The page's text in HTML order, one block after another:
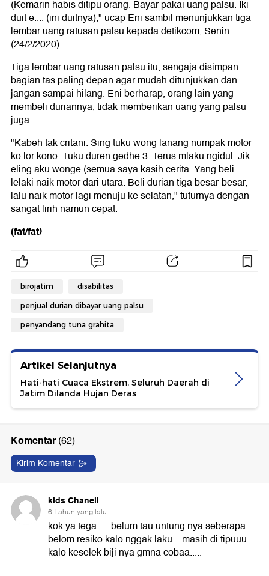
(Kemarin habis ditipu orang. Bayar pakai uang palsu. Iki
duit e.... (ini duitnya)," ucap Eni sambil menunjukkan tiga
lembar uang ratusan palsu kepada detikcom, Senin
(24/2/2020).
Tiga lembar uang ratusan palsu itu, sengaja disimpan
bagian tas paling depan agar mudah ditunjukkan dan
jangan sampai hilang. Eni berharap, orang lain yang
membeli duriannya, tidak memberikan uang yang palsu
juga.
"Kabeh tak critani. Sing tuku wong lanang numpak motor
ko lor kono. Tuku duren gedhe 3. Terus mlaku ngidul. Jik
eling aku wonge (semua saya kasih cerita. Yang beli
lelaki naik motor dari utara. Beli durian tiga besar-besar,
lalu naik motor lagi menuju ke selatan," tuturnya dengan
sangat lirih namun cepat.
(fat/fat)
birojatim disabilitas
penjual durian dibayar uang palsu
penyandang tuna grahita
Artikel Selanjutnya
Hati-hati Cuaca Ekstrem, Seluruh Daerah di
Jatim Dilanda Hujan Deras